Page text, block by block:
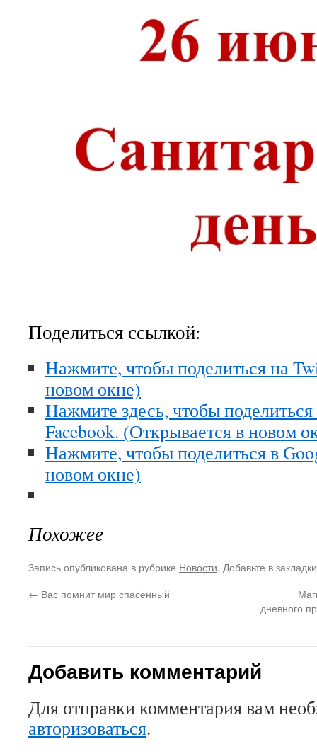
Поделиться ссылкой:
Нажмите, чтобы поделиться на
новом окне)
Нажмите здесь, чтобы
Facebook. (Открывается в новом
Нажмите, чтобы поделиться в
новом окне)
Похожее
Запись опубликована в рубрике Новости. Добавьте в
← Вас помнит мир спасённый
дневного
Добавить комментарий
Для отправки комментария вам
авторизоваться.